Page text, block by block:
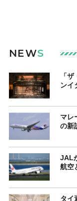
NEWS
「
ンイ
マレ
の新
JAL
航空
タイ